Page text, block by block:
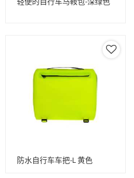
防水自行车车把-L 黄色